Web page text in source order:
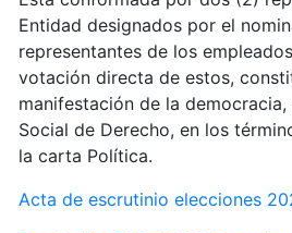
Entidad designados por el
representantes de los
votación directa de estos,
manifestación de la
Social de Derecho, en los
la carta Política.
Acta de escrutinio elecciones